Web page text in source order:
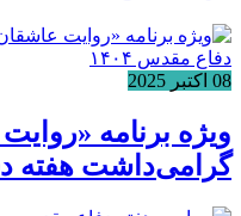
08 اکتبر 2025
ویژه برنامه
گرامی‌داشت هفته